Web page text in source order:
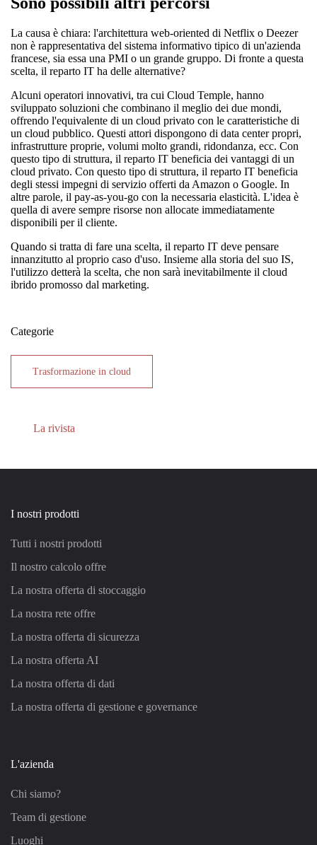
La causa è chiara: l'architettura web-oriented di Netflix o Deezer
non è rappresentativa del sistema informativo tipico di un'azienda
francese, sia essa una PMI o un grande gruppo. Di fronte a questa
scelta, il reparto IT ha delle alternative?
Alcuni operatori innovativi, tra cui Cloud Temple, hanno
sviluppato soluzioni che combinano il meglio dei due mondi,
offrendo l'equivalente di un cloud privato con le caratteristiche di
un cloud pubblico. Questi attori dispongono di data center propri,
infrastrutture proprie, volumi molto grandi, ridondanza, ecc. Con
questo tipo di struttura, il reparto IT beneficia dei vantaggi di un
cloud privato. Con questo tipo di struttura, il reparto IT beneficia
degli stessi impegni di servizio offerti da Amazon o Google. In
altre parole, il pay-as-you-go con la necessaria elasticità. L'idea è
quella di avere sempre risorse non allocate immediatamente
disponibili per il cliente.
Quando si tratta di fare una scelta, il reparto IT deve pensare
innanzitutto al proprio caso d'uso. Insieme alla storia del suo IS,
l'utilizzo detterà la scelta, che non sarà inevitabilmente il cloud
ibrido promosso dal marketing.
Categorie
Trasformazione in cloud
La rivista
I nostri prodotti
Tutti i nostri prodotti
Il nostro calcolo offre
La nostra offerta di stoccaggio
La nostra rete offre
La nostra offerta di sicurezza
La nostra offerta AI
La nostra offerta di dati
La nostra offerta di gestione e governance
L'azienda
Chi siamo?
Team di gestione
Luoghi